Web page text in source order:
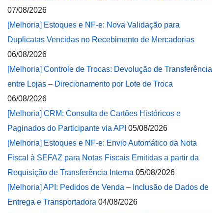
07/08/2026
[Melhoria] Estoques e NF-e: Nova Validação para
Duplicatas Vencidas no Recebimento de Mercadorias
06/08/2026
[Melhoria] Controle de Trocas: Devolução de Transferência
entre Lojas – Direcionamento por Lote de Troca
06/08/2026
[Melhoria] CRM: Consulta de Cartões Históricos e
Paginados do Participante via API 05/08/2026
[Melhoria] Estoques e NF-e: Envio Automático da Nota
Fiscal à SEFAZ para Notas Fiscais Emitidas a partir da
Requisição de Transferência Interna 05/08/2026
[Melhoria] API: Pedidos de Venda – Inclusão de Dados de
Entrega e Transportadora 04/08/2026